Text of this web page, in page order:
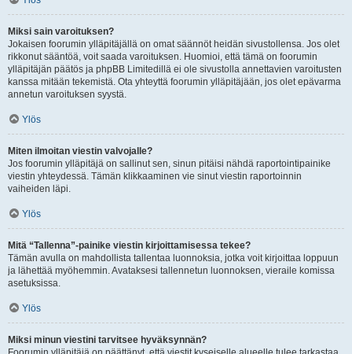
Miksi sain varoituksen?
Jokaisen foorumin ylläpitäjällä on omat säännöt heidän sivustollensa. Jos olet
rikkonut sääntöä, voit saada varoituksen. Huomioi, että tämä on foorumin
ylläpitäjän päätös ja phpBB Limitedillä ei ole sivustolla annettavien varoitusten
kanssa mitään tekemistä. Ota yhteyttä foorumin ylläpitäjään, jos olet epävarma
annetun varoituksen syystä.
Ylös
Miten ilmoitan viestin valvojalle?
Jos foorumin ylläpitäjä on sallinut sen, sinun pitäisi nähdä raportointipainike
viestin yhteydessä. Tämän klikkaaminen vie sinut viestin raportoinnin
vaiheiden läpi.
Ylös
Mitä “Tallenna”-painike viestin kirjoittamisessa tekee?
Tämän avulla on mahdollista tallentaa luonnoksia, jotka voit kirjoittaa loppuun
ja lähettää myöhemmin. Avataksesi tallennetun luonnoksen, vieraile komissa
asetuksissa.
Ylös
Miksi minun viestini tarvitsee hyväksynnän?